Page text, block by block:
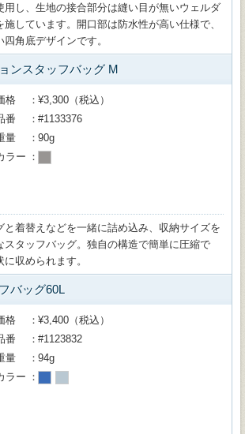
用し、生地の接合部分は縫い目が無いウェルダ
しています。開口部は防水性が高い仕様で、
角底デザインです。
ンスタッフバッグ M
格
¥3,300（税込）
番
#1133376
量
90g
ラー
と着替えなどを一緒に詰め込み、収納サイズを
スタッフバッグ。独自の構造で簡単に圧縮で
収められます。
バッグ60L
格
¥3,400（税込）
番
#1123832
量
94g
ラー